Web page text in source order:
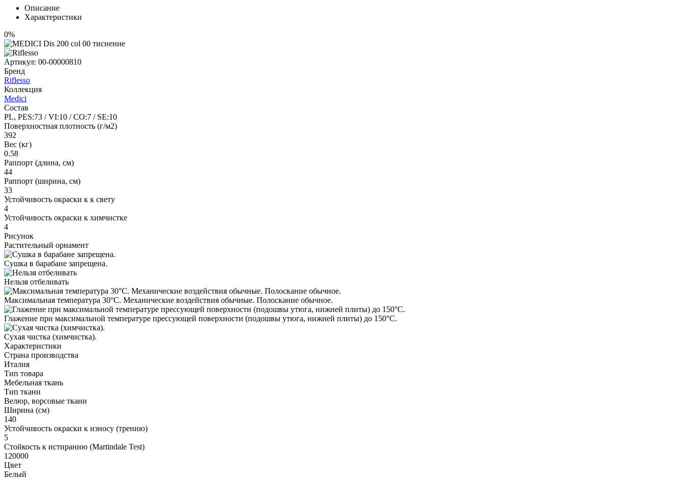
Описание
Характеристики
0%
Артикул: 00-00000810
Бренд
Riflesso
Коллекция
Medici
Состав
PL, PES:73 / VI:10 / CO:7 / SE:10
Поверхностная плотность (г/м2)
392
Вес (кг)
0.58
Раппорт (длина, см)
44
Раппорт (ширина, см)
33
Устойчивость окраски к к свету
4
Устойчивость окраски к химчистке
4
Рисунок
Растительный орнамент
Сушка в барабане запрещена.
Нельзя отбеливать
Максимальная температура 30°С. Механические воздействия обычные. Полоскание обычное.
Глажение при максимальной температуре прессующей поверхности (подошвы утюга, нижней плиты) до 150°С.
Cухая чистка (химчистка).
Характеристики
Страна производства
Италия
Тип товара
Мебельная ткань
Тип ткани
Велюр, ворсовые ткани
Ширина (см)
140
Устойчивость окраски к износу (трению)
5
Стойкость к истиранию (Martindale Test)
120000
Цвет
Белый